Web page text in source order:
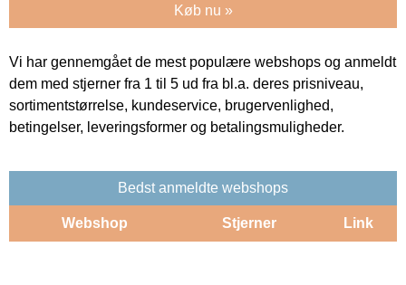
Køb nu »
Vi har gennemgået de mest populære webshops og anmeldt
dem med stjerner fra 1 til 5 ud fra bl.a. deres prisniveau,
sortimentstørrelse, kundeservice, brugervenlighed,
betingelser, leveringsformer og betalingsmuligheder.
Bedst anmeldte webshops
Webshop Stjerner Link